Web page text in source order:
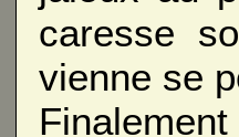
caresse
vienne se